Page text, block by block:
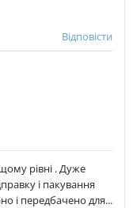
Відповісти
рівні . Дуже
і пакування
і передбачено для...